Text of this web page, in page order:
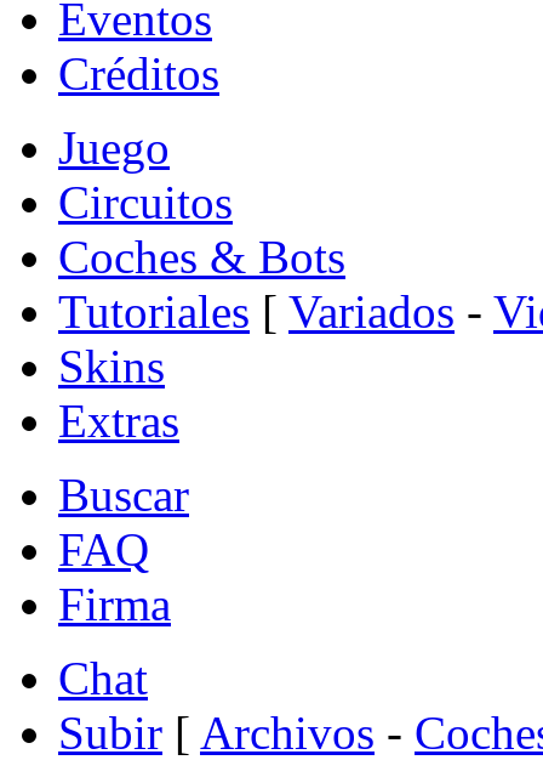
Eventos
Créditos
Juego
Circuitos
Coches & Bots
Tutoriales [ Variados -
Skins
Extras
Buscar
FAQ
Firma
Chat
Subir [ Archivos -